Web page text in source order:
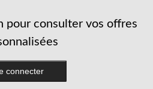
pour consulter vos offres
connecter